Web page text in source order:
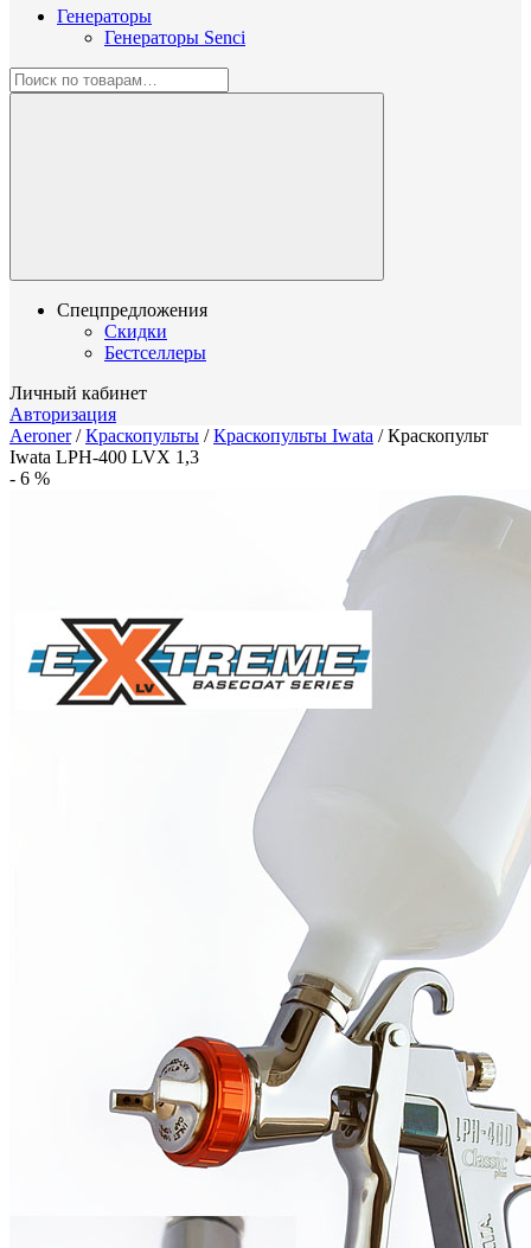
Генераторы
Генераторы Senci
Спецпредложения
Скидки
Бестселлеры
Личный кабинет
Авторизация
Aeroner/Краскопульты /Краскопульты Iwata /Краскопульт
Iwata LPH-400 LVX 1,3
- 6 %